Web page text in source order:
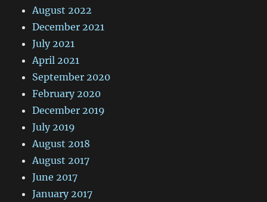
August 2022
December 2021
July 2021
April 2021
September 2020
February 2020
December 2019
July 2019
August 2018
August 2017
June 2017
January 2017